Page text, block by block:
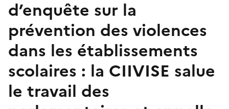
d’enquête sur la
prévention des violences
dans les établissements
scolaires : la CIIVISE salue
le travail des